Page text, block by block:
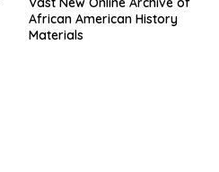
African American History
Materials